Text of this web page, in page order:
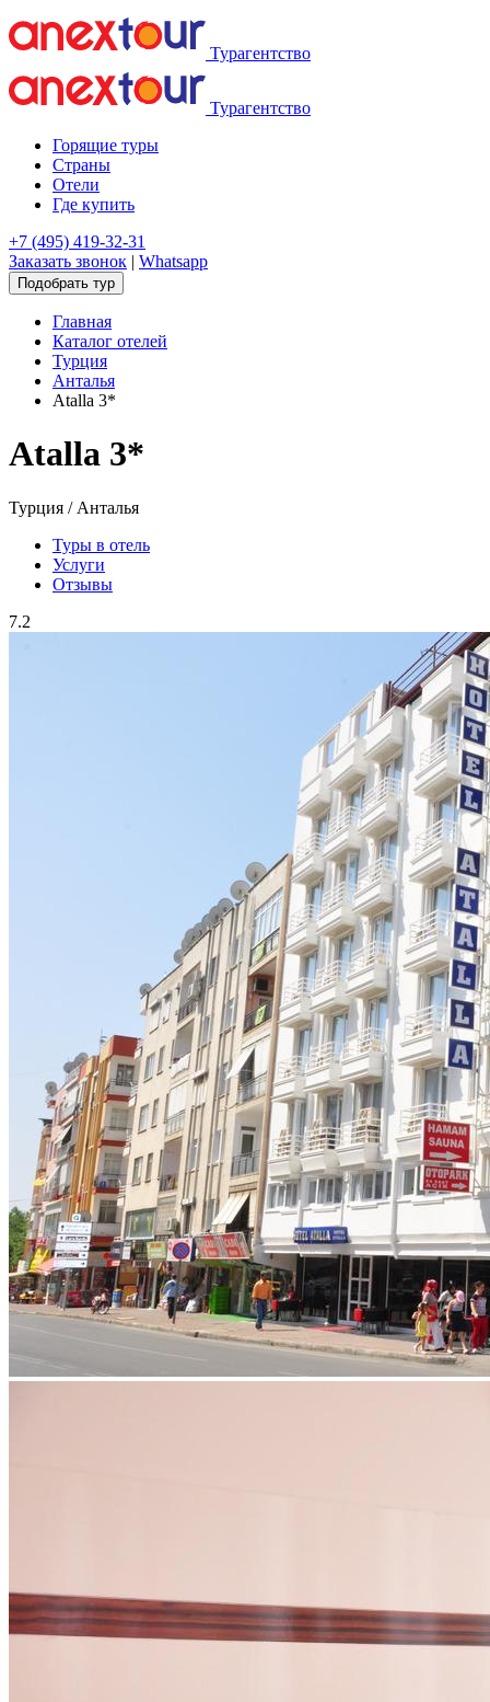
Турагентство
Турагентство
Горящие туры
Страны
Отели
Где купить
+7 (495) 419-32-31
Заказать звонок | Whatsapp
Подобрать тур
Главная
Каталог отелей
Турция
Анталья
Atalla 3*
Atalla 3*
Турция / Анталья
Туры в отель
Услуги
Отзывы
7.2